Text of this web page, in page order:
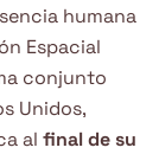
humana
Espacial
conjunto
Unidos,
al final de su